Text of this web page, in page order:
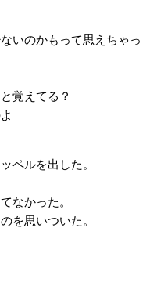
いのかもって思えちゃっ
覚えてる？
ペルを出した。
なかった。
を思いついた。